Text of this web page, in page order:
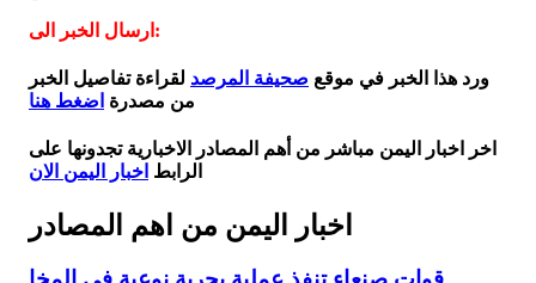
ارسال الخبر الى:
ورد هذا الخبر في موقع صحيفة المرصد لقراءة تفاصيل الخبر
من مصدرة اضغط هنا
اخر اخبار اليمن مباشر من أهم المصادر الاخبارية تجدونها على
الرابط اخبار اليمن الان
اخبار اليمن من اهم المصادر